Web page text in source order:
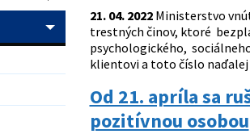
21. 04. 2022Ministerstvo
trestných činov, ktoré
psychologického,
klientovi a toto číslo naďalej
Od 21. apríla sa
pozitívnou osobou